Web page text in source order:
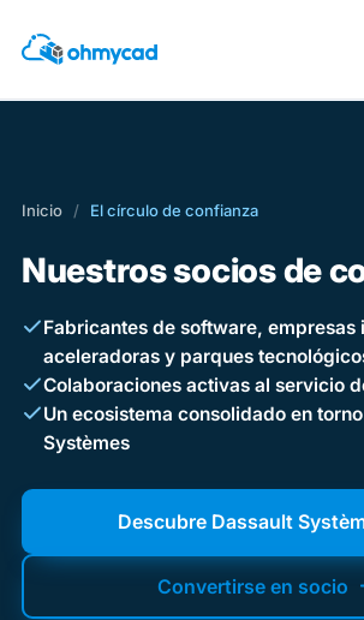
al
Inicio / El círculo de confianza
Nuestros socios de
Fabricantes de software, empresas
aceleradoras y parques
Colaboraciones activas al servicio
Un ecosistema consolidado en
Systèmes
Descubre Dassault
Convertirse en socio